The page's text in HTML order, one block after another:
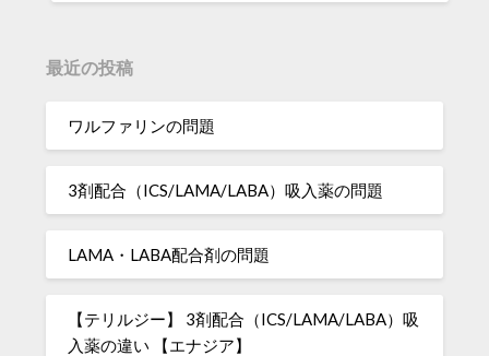
最近の投稿
ワルファリンの問題
3剤配合（ICS/LAMA/LABA）吸入薬の問題
LAMA・LABA配合剤の問題
【テリルジー】 3剤配合（ICS/LAMA/LABA）吸
入薬の違い 【エナジア】